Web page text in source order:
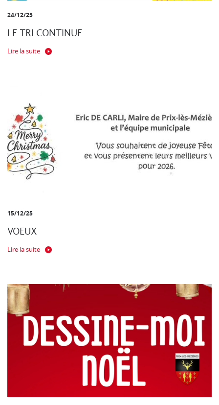
24/12/25
LE TRI CONTINUE
Lire la suite
15/12/25
VOEUX
Lire la suite